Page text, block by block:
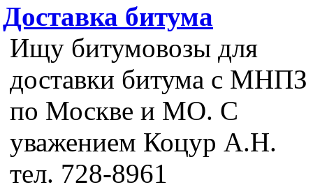
Доставка битума
Ищу битумовозы для
доставки битума с МНПЗ
по Москве и МО. С
уважением Коцур А.Н.
тел. 728-8961